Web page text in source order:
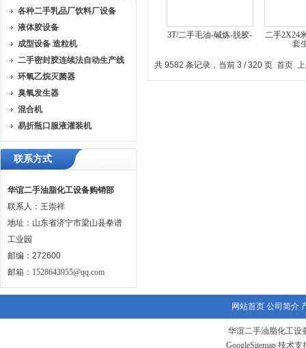
各种二手乳品厂饮料厂设备
液体胶设备
成型设备 造粒机
二手密封胶连续法自动生产线
环氧乙烷灭菌器
臭氧发生器
混合机
易折瓶口服液灌装机
联系方式
华谊二手油脂化工设备购销部
联系人：王崇祥
地址：山东省济宁市梁山县拳谱
工业园
邮编：272600
邮箱： 1528643955@qq.com
3T/二手毛油-碱炼-脱胶-
二手2X24
共 9582 条记录，当前 3 / 320 页 首页
网站首页 公司简介
华谊二手油脂化工设
GoogleSitemap 技术支